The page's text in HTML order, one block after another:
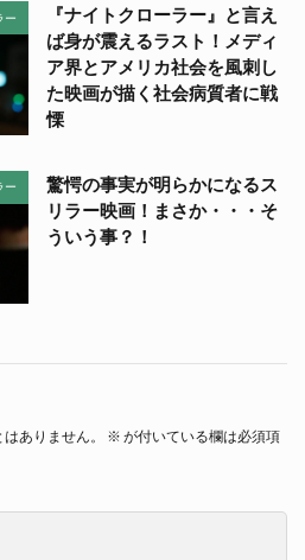
ー
『ナイトクローラー』と言え
ば身が震えるラスト！メディ
ア界とアメリカ社会を風刺し
た映画が描く社会病質者に戦
慄
ー
驚愕の事実が明らかになるス
リラー映画！まさか・・・そ
ういう事？！
ありません。 ※ が付いている欄は必須項